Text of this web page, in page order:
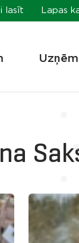
lasīt Lapas